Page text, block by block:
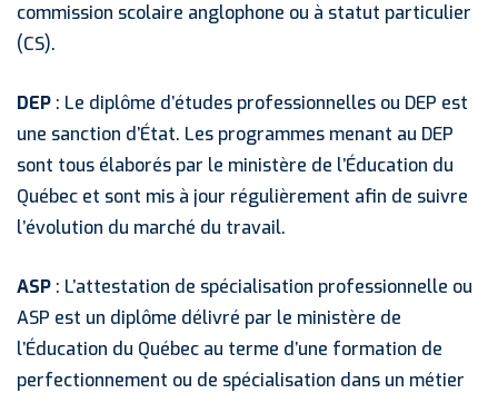
commission scolaire anglophone ou à statut particulier
(CS).
DEP : Le diplôme d’études professionnelles ou DEP est
une sanction d’État. Les programmes menant au DEP
sont tous élaborés par le ministère de l’Éducation du
Québec et sont mis à jour régulièrement afin de suivre
l’évolution du marché du travail.
ASP : L’attestation de spécialisation professionnelle ou
ASP est un diplôme délivré par le ministère de
l’Éducation du Québec au terme d’une formation de
perfectionnement ou de spécialisation dans un métier